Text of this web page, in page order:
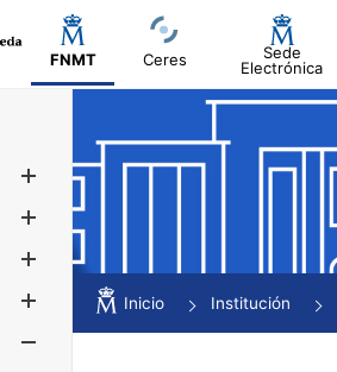
FNMT Ceres
Sede
Electrónica
Mostrar/Ocultar
Mostrar/Ocultar
Inicio Institución